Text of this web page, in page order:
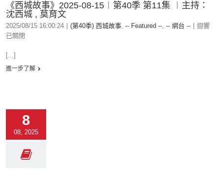
《西城故事》2025-08-15︱第40季 第11集 ︱主持：
沈西城 , 莫育文
2025/08/15 16:00:24 (第40季) 西城故事, -- Featured --, -- 網台 --
迴響
已關閉
[...]
進一步了解
8
08, 2025